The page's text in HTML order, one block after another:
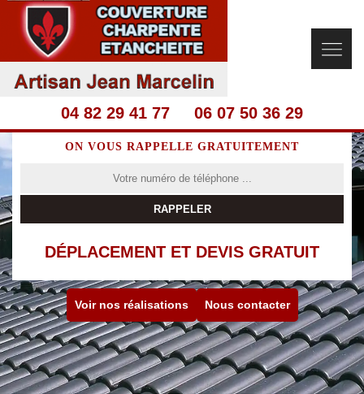
04 82 29 41 77 06 07 50 36 29
ON VOUS RAPPELLE GRATUITEMENT
DÉPLACEMENT ET DEVIS GRATUIT
Voir nos réalisations Nous contacter